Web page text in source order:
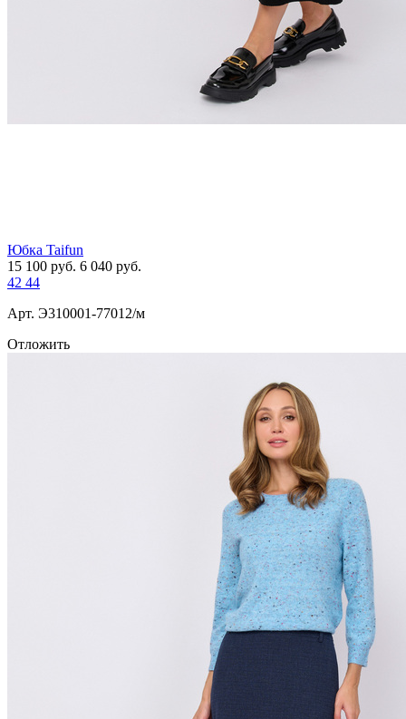
Юбка Taifun
15 100 руб. 6 040 руб.
42 44
Арт. Э310001-77012/м
Отложить